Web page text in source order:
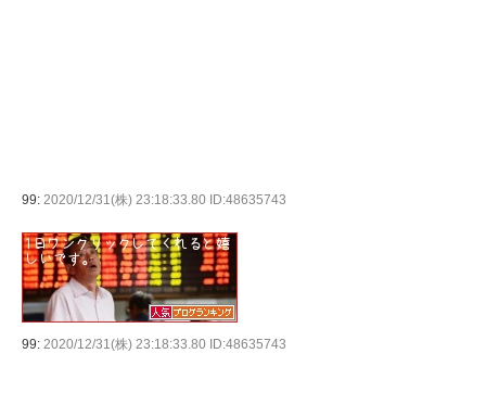
99: 2020/12/31(株) 23:18:33.80 ID:48635743
99: 2020/12/31(株) 23:18:33.80 ID:48635743